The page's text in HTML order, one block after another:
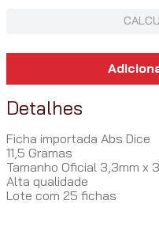
Detalhes
Ficha importada Abs Dice
11,5 Gramas
Tamanho Oficial 3,3mm x
Alta qualidade
Lote com 25 fichas